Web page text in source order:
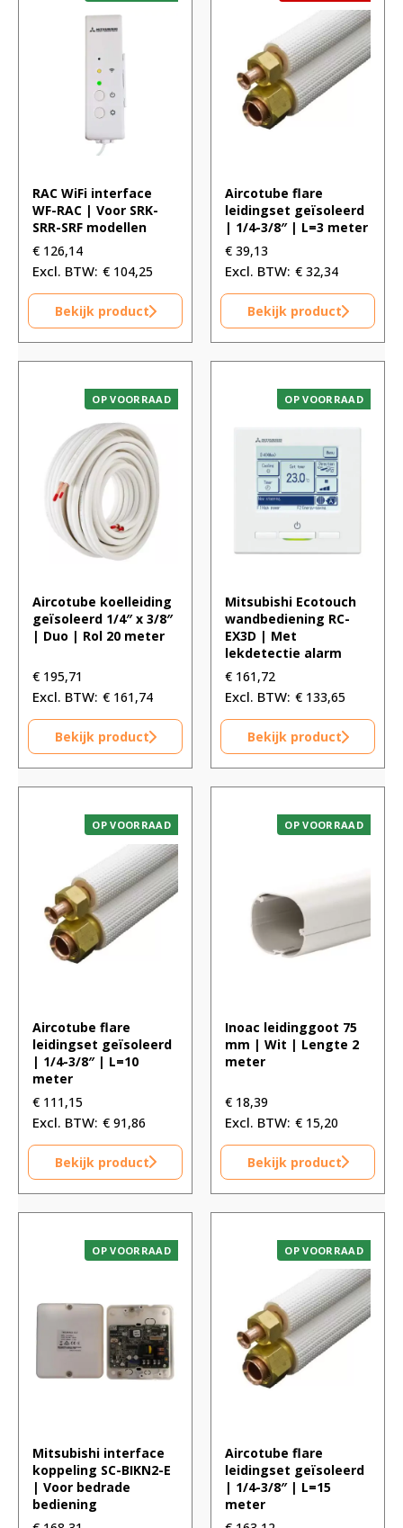
RAC WiFi interface
WF-RAC | Voor SRK-
SRR-SRF modellen
€ 126,14
€ 104,25
Bekijk product
Aircotube flare
leidingset geïsoleerd
| 1/4-3/8″ | L=3 meter
€ 39,13
€ 32,34
Bekijk product
OP VOORRAAD
Aircotube koelleiding
geïsoleerd 1/4″ x 3/8″
| Duo | Rol 20 meter
€ 195,71
€ 161,74
Bekijk product
OP VOORRAAD
Mitsubishi Ecotouch
wandbediening RC-
EX3D | Met
lekdetectie alarm
€ 161,72
€ 133,65
Bekijk product
OP VOORRAAD
Aircotube flare
leidingset geïsoleerd
| 1/4-3/8″ | L=10
meter
€ 111,15
€ 91,86
Bekijk product
OP VOORRAAD
Inoac leidinggoot 75
mm | Wit | Lengte 2
meter
€ 18,39
€ 15,20
Bekijk product
OP VOORRAAD
Mitsubishi interface
koppeling SC-BIKN2-E
| Voor bedrade
bediening
OP VOORRAAD
Aircotube flare
leidingset geïsoleerd
| 1/4-3/8″ | L=15
meter